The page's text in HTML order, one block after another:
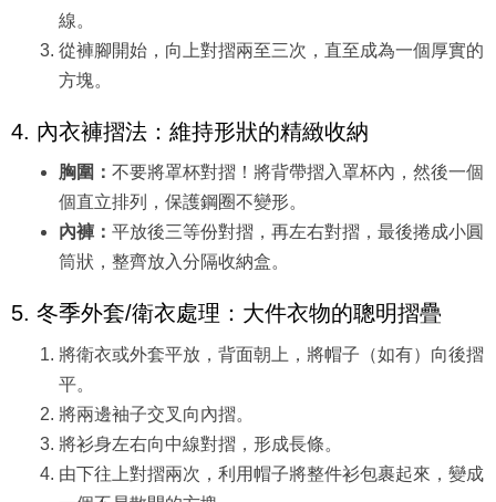
線。
從褲腳開始，向上對摺兩至三次，直至成為一個厚實的
方塊。
4. 內衣褲摺法：維持形狀的精緻收納
胸圍： 不要將罩杯對摺！將背帶摺入罩杯內，然後一個
個直立排列，保護鋼圈不變形。
內褲： 平放後三等份對摺，再左右對摺，最後捲成小圓
筒狀，整齊放入分隔收納盒。
5. 冬季外套/衛衣處理：大件衣物的聰明摺疊
將衛衣或外套平放，背面朝上，將帽子（如有）向後摺
平。
將兩邊袖子交叉向內摺。
將衫身左右向中線對摺，形成長條。
由下往上對摺兩次，利用帽子將整件衫包裹起來，變成